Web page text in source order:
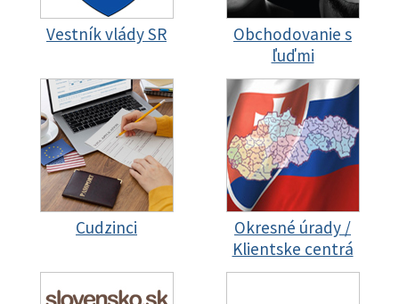
Vestník vlády SR
Obchodovanie s
ľuďmi
Cudzinci
Okresné úrady /
Klientske centrá